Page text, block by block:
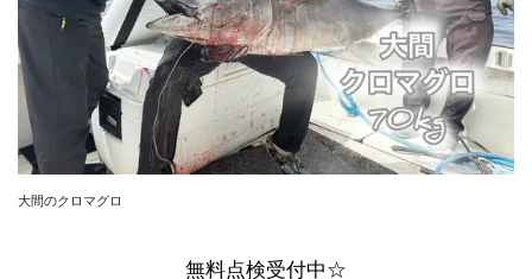
大間のクロマグロ
無料点検受付中☆